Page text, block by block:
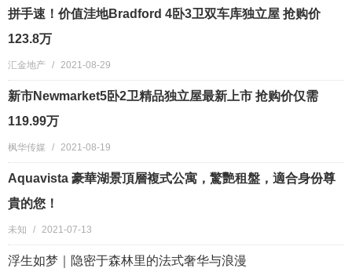
拼手速！价值洼地Bradford 4卧3卫双车库独立屋 抢购价
123.8万
汇金地产 / 2021-08-29
新市Newmarket5卧2卫精品独立屋最新上市 抢购价仅需
119.99万
枫华传媒 / 2021-08-19
Aquavista 豪華湖景頂層複式公寓，驚艷租盤，適合身份尊
貴的您！
未知 / 2021-07-13
浮生如梦｜隐密于森林里的法式奢华与浪漫